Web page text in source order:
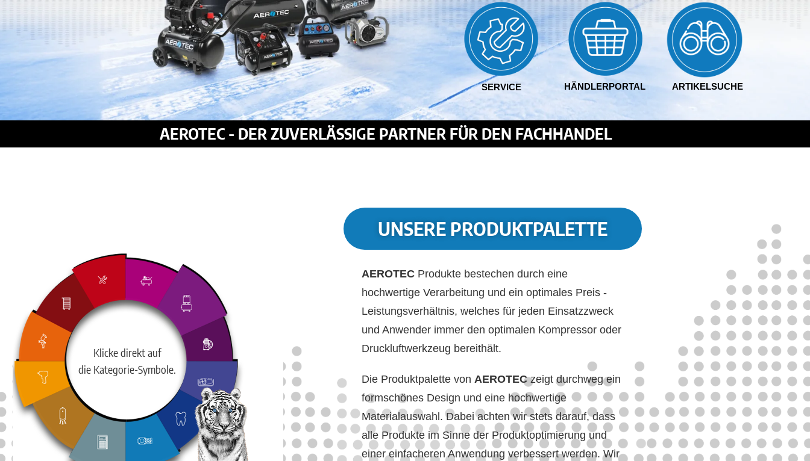
SERVICE HÄNDLERPORTAL ARTIKELSUCHE
AEROTEC - DER ZUVERLÄSSIGE PARTNER FÜR DEN FACHHANDEL
Klicke direkt auf
die Kategorie-Symbole.
UNSERE PRODUKTPALETTE
AEROTEC Produkte bestechen durch eine
hochwertige Verarbeitung und ein optimales Preis -
Leistungsverhältnis, welches für jeden Einsatzzweck
und Anwender immer den optimalen Kompressor oder
Druckluftwerkzeug bereithält.
Die Produktpalette von AEROTECzeigt durchweg ein
formschönes Design und eine hochwertige
Materialauswahl. Dabei achten wir stets darauf, dass
alle Produkte im Sinne der Produktoptimierung und
einer einfacheren Anwendung verbessert werden. Wir